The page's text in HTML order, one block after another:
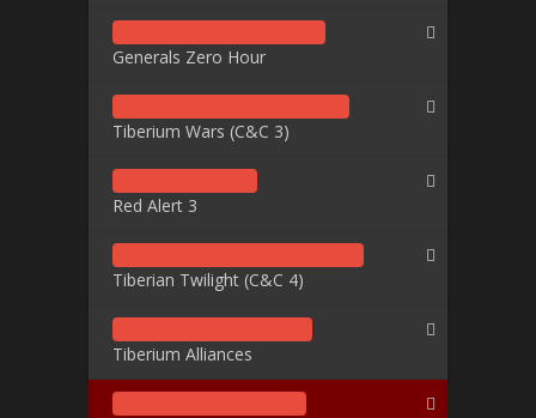
Generals Zero Hour
Tiberium Wars (C&C 3)
Red Alert 3
Tiberian Twilight (C&C 4)
Tiberium Alliances